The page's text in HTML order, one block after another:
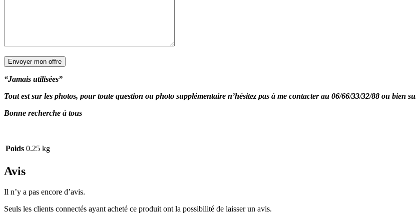
“Jamais utilisées”
Tout est sur les photos, pour toute question ou photo supplémentaire n’hésitez pas à me contacter au 06/66/33/32/88 ou bien
Bonne recherche à tous
Poids 0.25 kg
Avis
Il n’y a pas encore d’avis.
Seuls les clients connectés ayant acheté ce produit ont la possibilité de laisser un avis.